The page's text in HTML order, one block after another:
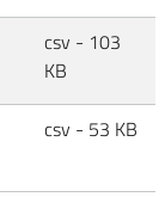
csv - 103
KB
csv - 53 KB